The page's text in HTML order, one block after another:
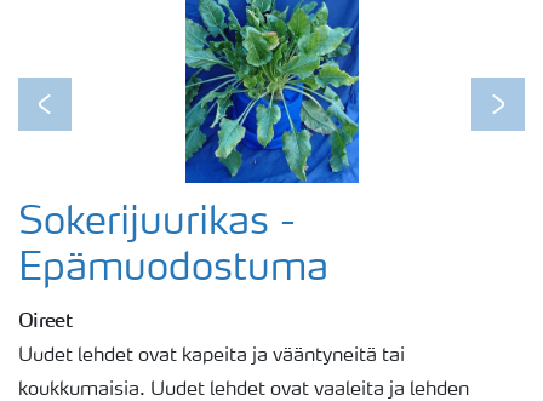
Previous Next
Sokerijuurikas -
Epämuodostuma
Oireet
Uudet lehdet ovat kapeita ja vääntyneitä tai
koukkumaisia. Uudet lehdet ovat vaaleita ja lehden